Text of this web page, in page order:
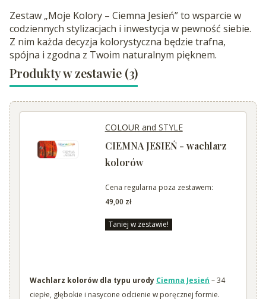
Zestaw „Moje Kolory – Ciemna Jesień” to wsparcie w
codziennych stylizacjach i inwestycja w pewność siebie.
Z nim każda decyzja kolorystyczna będzie trafna,
spójna i zgodna z Twoim naturalnym pięknem.
Produkty w zestawie (3)
COLOUR and STYLE
CIEMNA JESIEŃ - wachlarz
kolorów
Cena regularna poza zestawem:
49,00 zł
Taniej w zestawie!
Wachlarz kolorów dla typu urody Ciemna Jesień – 34
ciepłe, głębokie i nasycone odcienie w poręcznej formie.